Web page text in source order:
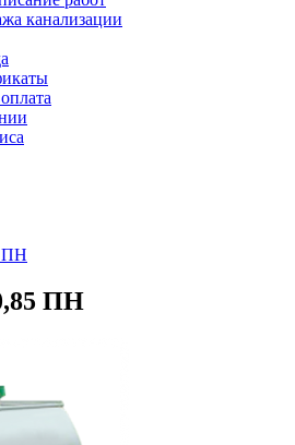
канализации
ПН
ПН